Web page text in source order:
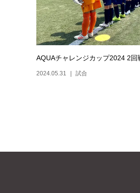
AQUAチャレンジカップ2024 2回
2024.05.31 試合